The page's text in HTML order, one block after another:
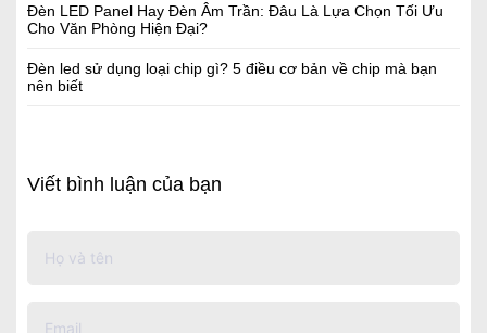
Đèn LED Panel Hay Đèn Âm Trần: Đâu Là Lựa Chọn Tối Ưu
Cho Văn Phòng Hiện Đại?
Đèn led sử dụng loại chip gì? 5 điều cơ bản về chip mà bạn
nên biết
Viết bình luận của bạn